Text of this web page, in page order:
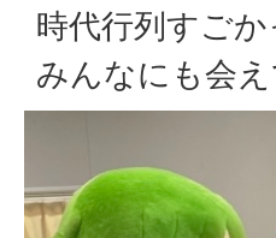
時代行列すごか
みんなにも会